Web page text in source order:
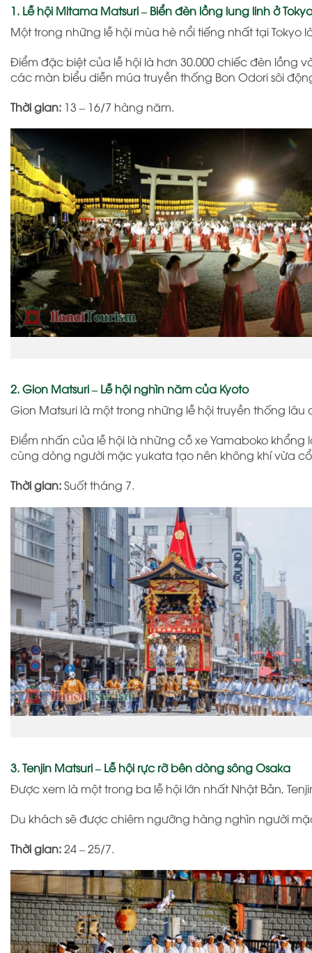
1. Lễ hội Mitama Matsuri – Biển đèn lồng lung linh ở Tokyo
Một trong những lễ hội mùa hè nổi tiếng nhất tạiTokyo
Điểm đặc biệt của lễ hội là hơn 30.000 chiếc đèn lồng
các màn biểu diễn múa truyền thống Bon Odori sôi
Thời gian: 13 – 16/7 hàng năm.
2. Gion Matsuri – Lễ hội nghìn năm của Kyoto
Gion Matsuri là một trong những lễ hội truyền thống
Điểm nhấn của lễ hội là những cỗ xe Yamaboko
cùng dòng người mặc yukata tạo nên không khí vừa
Thời gian:Suốt tháng 7.
3. Tenjin Matsuri – Lễ hội rực rỡ bên dòng sông Osaka
Được xem là một trong ba lễ hội lớn nhất Nhật Bản,
Du khách sẽ được chiêm ngưỡng hàng nghìn người
Thời gian:24 – 25/7.